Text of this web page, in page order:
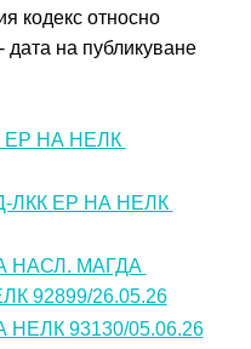
кодекс относно
на публикуване
НА НЕЛК
ЕР НА НЕЛК
НАСЛ. МАГДА
92899/26.05.26
93130/05.06.26